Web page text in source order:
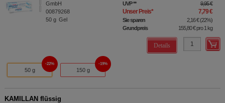
GmbH
00879268
50 g Gel
UVP** 9,95 €
Unser Preis* 7,79 €
Sie sparen 2,16 €(22%)
Grundpreis
155,80 €pro 1 kg
Details
50 g
22%
150 g
19%
KAMILLAN flüssig